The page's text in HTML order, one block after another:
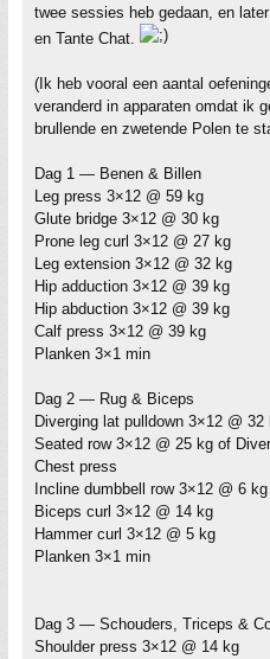
twee sessies heb gedaan, en
en Tante Chat.
(Ik heb vooral een aantal
veranderd in apparaten omdat ik
brullende en zwetende Polen te
Dag 1 — Benen & Billen
Leg press 3×12 @ 59 kg
Glute bridge 3×12 @ 30 kg
Prone leg curl 3×12 @ 27 kg
Leg extension 3×12 @ 32 kg
Hip adduction 3×12 @ 39 kg
Hip abduction 3×12 @ 39 kg
Calf press 3×12 @ 39 kg
Planken 3×1 min
Dag 2 — Rug & Biceps
Diverging lat pulldown 3×12 @ 32
Seated row 3×12 @ 25 kg of
Chest press
Incline dumbbell row 3×12 @ 6
Biceps curl 3×12 @ 14 kg
Hammer curl 3×12 @ 5 kg
Planken 3×1 min
Dag 3 — Schouders, Triceps &
Shoulder press 3×12 @ 14 kg